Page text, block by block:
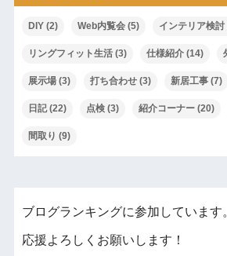
DIY(2) Web内覧会(5) インテリア検討
リングフィット生活(3) 仕様紹介(14)
展示場(3) 打ち合わせ(3) 新居工事(7)
日記(22) 点検(3) 紹介コーナー(20)
間取り (9)
ブログランキングに参加しています
応援よろしくお願いします！